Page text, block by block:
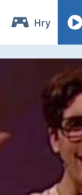
Hry